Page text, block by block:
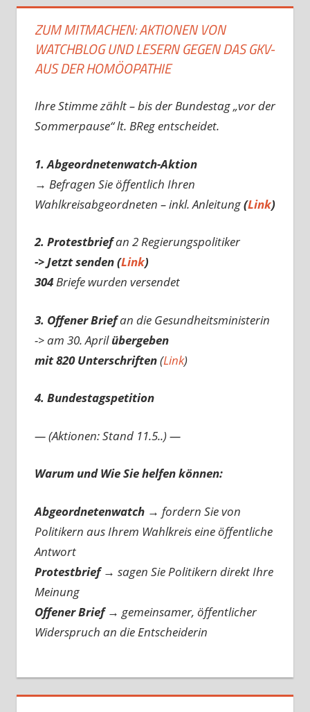
ZUM MITMACHEN: AKTIONEN VON
WATCHBLOG UND LESERN GEGEN DAS GKV-
AUS DER HOMÖOPATHIE
Ihre Stimme zählt – bis der Bundestag „vor der
Sommerpause“ lt. BReg entscheidet.
1. Abgeordnetenwatch-Aktion
→ Befragen Sie öffentlich Ihren
Wahlkreisabgeordneten – inkl. Anleitung(Link)
2. Protestbriefan 2 Regierungspolitiker
-> Jetzt senden (Link)
304Briefe wurden versendet
3. Offener Briefan die Gesundheitsministerin
-> am 30. Aprilübergeben
mit 820 Unterschriften(Link)
4. Bundestagspetition
— (Aktionen: Stand 11.5..) —
Warum und Wie Sie helfen können:
Abgeordnetenwatch → fordern Sie von
Politikern aus Ihrem Wahlkreis eine öffentliche
Antwort
Protestbrief → sagen Sie Politikern direkt Ihre
Meinung
Offener Brief → gemeinsamer, öffentlicher
Widerspruch an die Entscheiderin